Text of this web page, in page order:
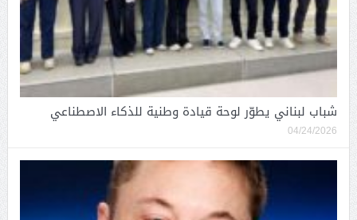
شباب لبناني يطوّر لوحة قيادة وطنية للذكاء الاصطناعي
04/24/2026